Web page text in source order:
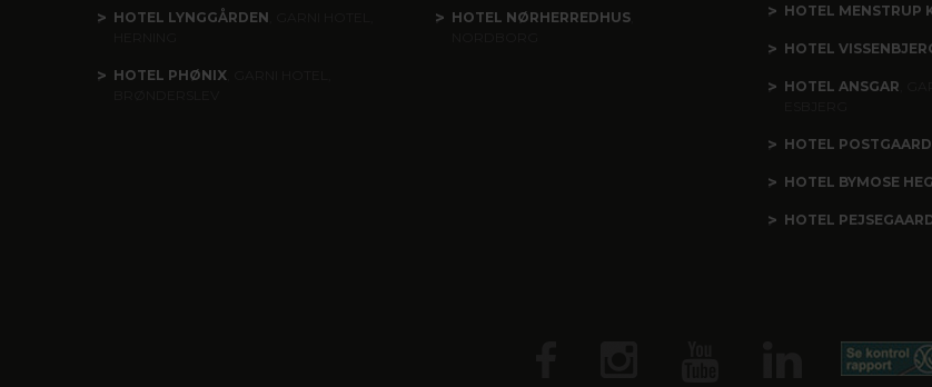
HOTEL LYNGGÅRDEN
HOTEL PHØNIX
HOTEL NØRHERREDHUS,
HOTEL MENSTRUP
HOTEL
HOTEL ANSGAR
HOTEL
HOTEL BYMOSE
HOTEL